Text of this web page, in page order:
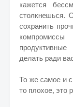
кажется
столкнешься.
сохранить
делать ради
То же самое и
то плохое, это